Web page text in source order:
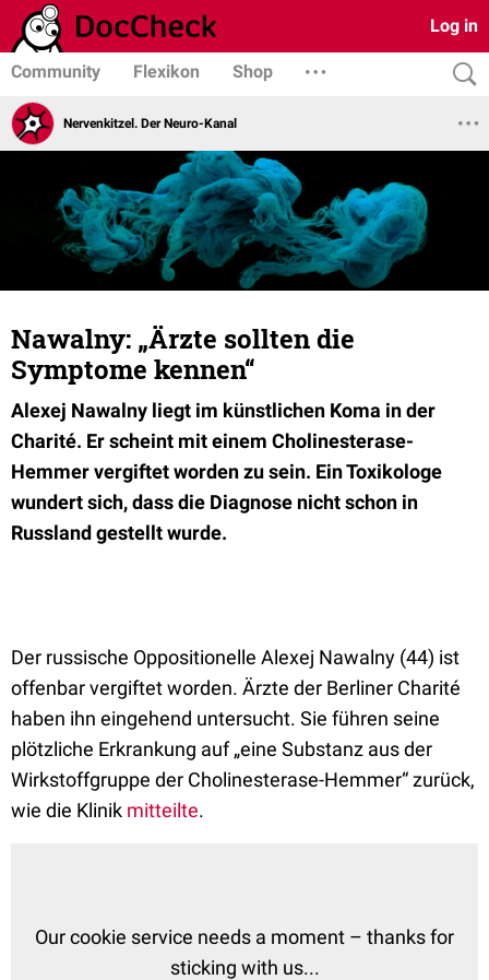
Log in
Community Flexikon Shop
Nervenkitzel. Der Neuro-Kanal
Nawalny: „Ärzte sollten die
Symptome kennen“
Alexej Nawalny liegt im künstlichen Koma in der
Charité. Er scheint mit einem Cholinesterase-
Hemmer vergiftet worden zu sein. Ein Toxikologe
wundert sich, dass die Diagnose nicht schon in
Russland gestellt wurde.
Der russische Oppositionelle Alexej Nawalny (44) ist
offenbar vergiftet worden. Ärzte der Berliner Charité
haben ihn eingehend untersucht. Sie führen seine
plötzliche Erkrankung auf „eine Substanz aus der
Wirkstoffgruppe der Cholinesterase-Hemmer“ zurück,
wie die Klinik mitteilte.
Our cookie service needs a moment – thanks for
sticking with us...